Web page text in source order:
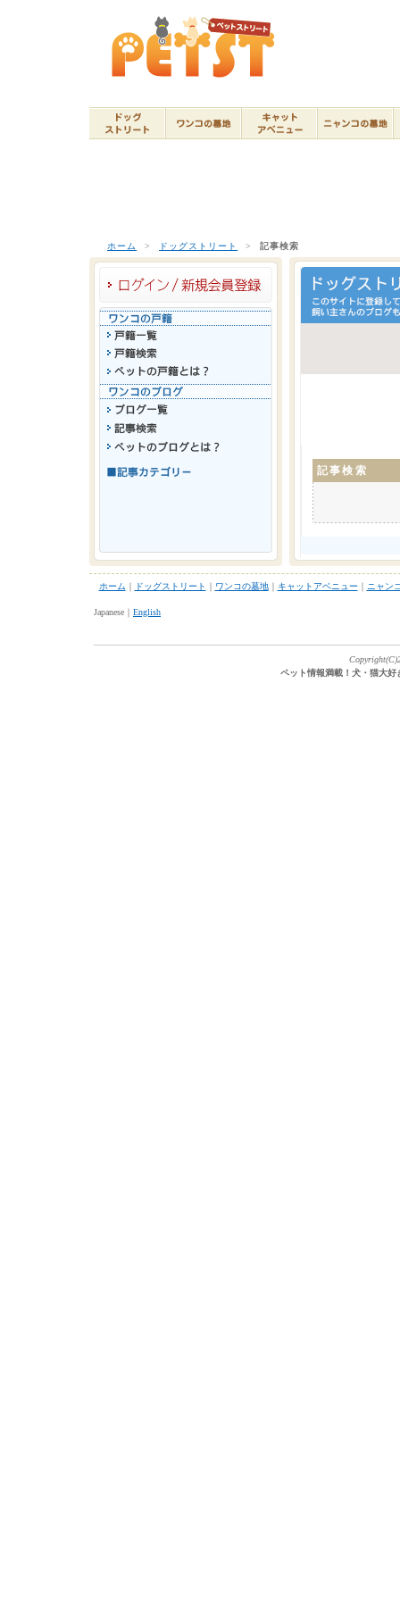
ホーム > ドッグストリート > 記事検索
記事検索
ホーム ｜ ドッグストリート ｜ ワンコの墓地｜ キャットアベニュー ｜ ニャン
Japanese｜ English
ペット情報満載！犬・猫大